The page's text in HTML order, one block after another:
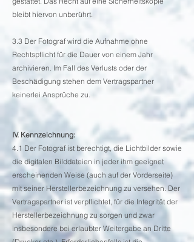
bleibt hiervon unberührt.
3.3 Der Fotograf wird die Aufnahme ohne
Rechtspflicht für die Dauer von einem Jahr
archivieren. Im Fall des Verlusts oder der
Beschädigung stehen dem Vertragspartner
keinerlei Ansprüche zu.
IV. Kennzeichnung:
4.1 Der Fotograf ist berechtigt, die Lichtbilder sowie
die digitalen Bilddateien in jeder ihm geeignet
erscheinenden Weise (auch auf der Vorderseite)
mit seiner Herstellerbezeichnung zu versehen. Der
Vertragspartner ist verpflichtet, für die Integrität der
Herstellerbezeichnung zu sorgen und zwar
insbesondere bei erlaubter Weitergabe an Dritte